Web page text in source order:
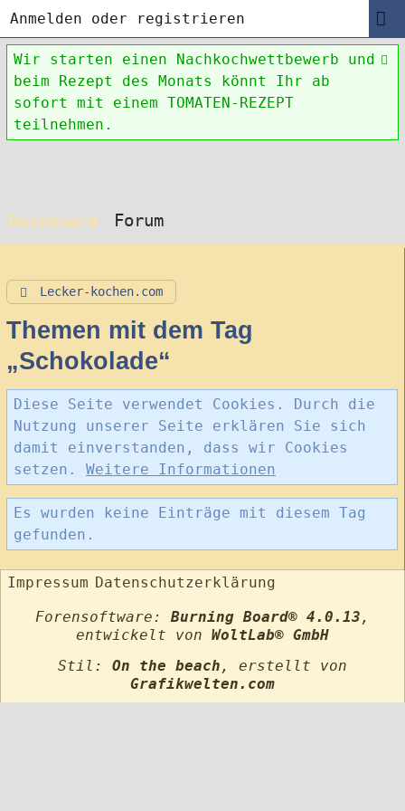
Anmelden oder registrieren
Wir starten einen Nachkochwettbewerb und
beim Rezept des Monats könnt Ihr ab
sofort mit einem TOMATEN-REZEPT
teilnehmen.
Dashboard Forum
Lecker-kochen.com
Themen mit dem Tag
„Schokolade“
Diese Seite verwendet Cookies. Durch die
Nutzung unserer Seite erklären Sie sich
damit einverstanden, dass wir Cookies
setzen. Weitere Informationen
Es wurden keine Einträge mit diesem Tag
gefunden.
Impressum Datenschutzerklärung
Forensoftware: Burning Board® 4.0.13 ,
entwickelt von WoltLab® GmbH
Stil: On the beach , erstellt von
Grafikwelten.com